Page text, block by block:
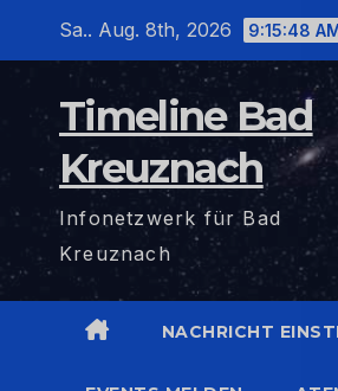
Sa.. Aug. 8th, 2026 9:15:49
Timeline Bad
Kreuznach
Infonetzwerk für Bad
Kreuznach
NACHRICHT